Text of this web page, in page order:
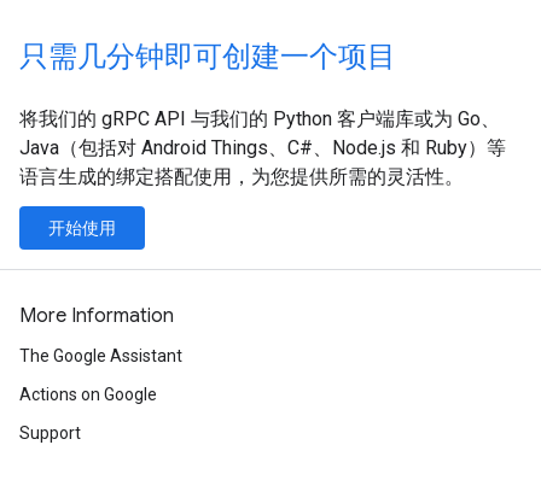
只需几分钟即可创建一个项目
将我们的 gRPC API 与我们的 Python 客户端库或为 Go、
Java（包括对 Android Things、C#、Node.js 和 Ruby）等
语言生成的绑定搭配使用，为您提供所需的灵活性。
开始使用
More Information
The Google Assistant
Actions on Google
Support